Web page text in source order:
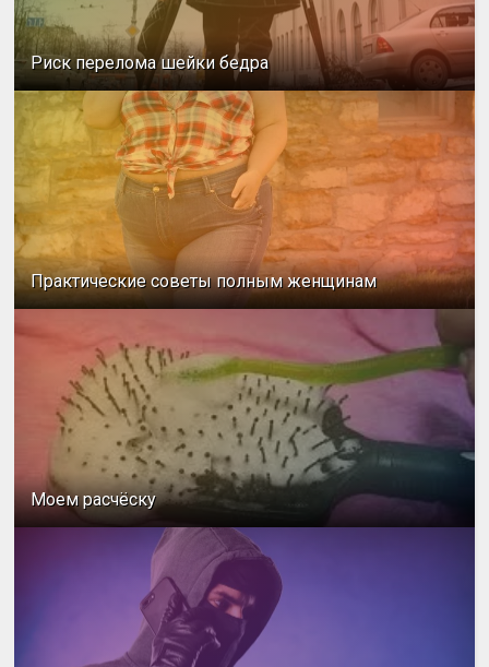
Риск перелома шейки бедра
Практические советы полным женщинам
Моем расчёску